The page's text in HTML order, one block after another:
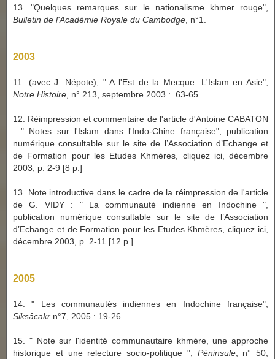
13. "Quelques remarques sur le nationalisme khmer rouge",
Bulletin de l'Académie Royale du Cambodge , n°1.
2003
11. (avec J. Népote), " A l'Est de la Mecque. L'Islam en Asie",
Notre Histoire , n° 213, septembre 2003 : 63-65.
12. Réimpression et commentaire de l'article d'Antoine CABATON
: " Notes sur l'Islam dans l'Indo-Chine française", publication
numérique consultable sur le site de l’Association d’Echange et
de Formation pour les Etudes Khmères, cliquez ici, décembre
2003, p. 2-9 [8 p.]
13. Note introductive dans le cadre de la réimpression de l'article
de G. VIDY : " La communauté indienne en Indochine ",
publication numérique consultable sur le site de l’Association
d’Echange et de Formation pour les Etudes Khmères, cliquez ici,
décembre 2003, p. 2-11 [12 p.]
2005
14. " Les communautés indiennes en Indochine française",
Siksâcakr n°7, 2005 : 19-26.
15. " Note sur l'identité communautaire khmère, une approche
historique et une relecture socio-politique ",
Péninsule, n° 50,